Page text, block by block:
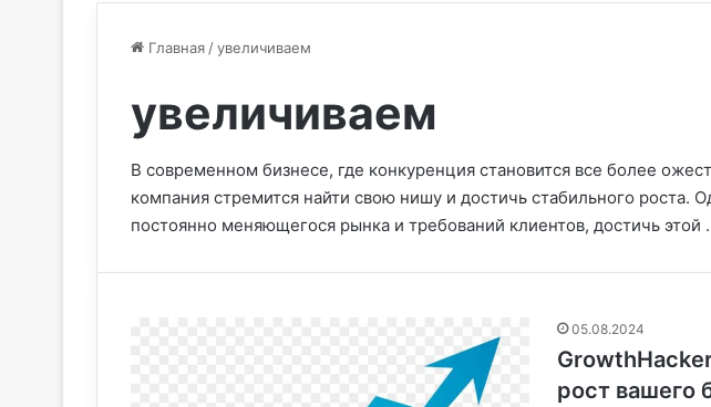
Главная /увеличиваем
увеличиваем
В современном бизнесе, где конкуренция становится все более
компания стремится найти свою нишу и достичь стабильного роста.
постоянно меняющегося рынка и требований клиентов, достичь этой
05.08.2024
рост вашего